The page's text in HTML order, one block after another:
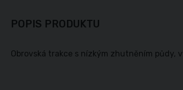
POPIS PRODUKTU
Obrovská trakce s nízkým zhutněním půdy,